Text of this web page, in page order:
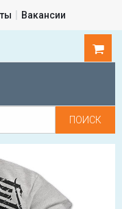
Вакансии